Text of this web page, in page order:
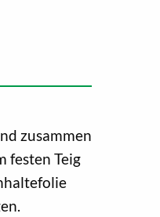
zusammen
festen Teig